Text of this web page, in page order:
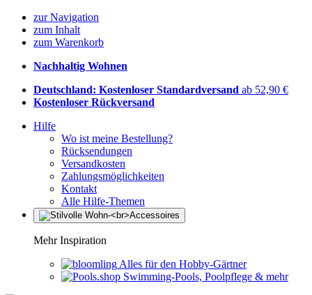
zur Navigation
zum Inhalt
zum Warenkorb
Nachhaltig Wohnen
Deutschland: Kostenloser Standardversand ab 52,90 €
Kostenloser Rückversand
Hilfe
Wo ist meine Bestellung?
Rücksendungen
Versandkosten
Zahlungsmöglichkeiten
Kontakt
Alle Hilfe-Themen
Mehr Inspiration
Alles für den Hobby-Gärtner
Swimming-Pools, Poolpflege & mehr